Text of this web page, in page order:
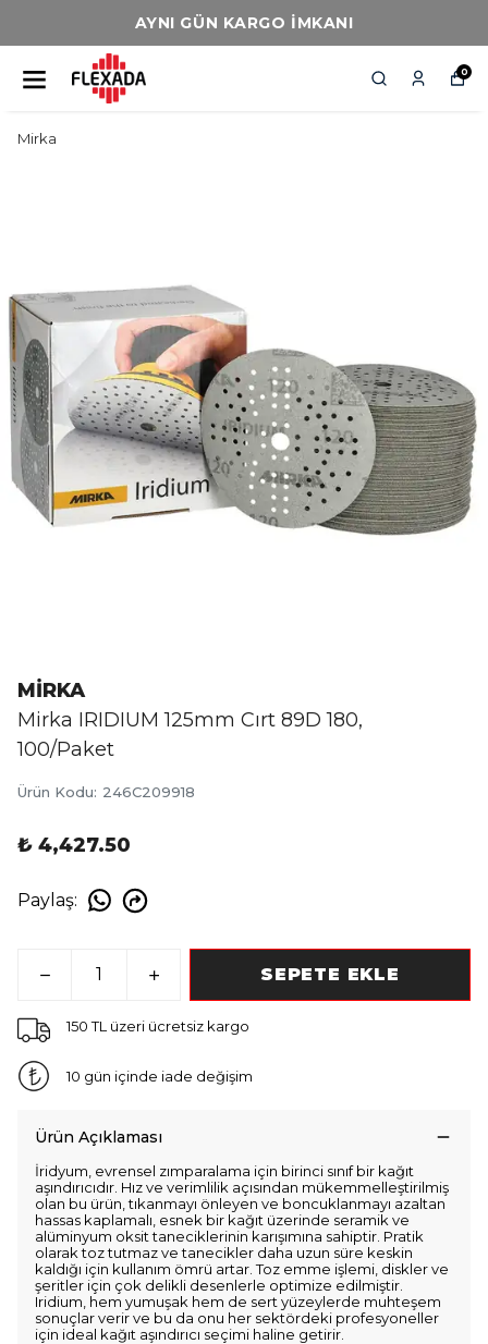
AYNI GÜN KARGO İMKANI
0
Mirka
MİRKA
Mirka IRIDIUM 125mm Cırt 89D 180,
100/Paket
Ürün Kodu: 246C209918
₺ 4,427.50
Paylaş:
SEPETE EKLE
150 TL üzeri ücretsiz kargo
10 gün içinde iade değişim
Ürün Açıklaması
İridyum, evrensel zımparalama için birinci sınıf bir kağıt
aşındırıcıdır. Hız ve verimlilik açısından mükemmelleştirilmiş
olan bu ürün, tıkanmayı önleyen ve boncuklanmayı azaltan
hassas kaplamalı, esnek bir kağıt üzerinde seramik ve
alüminyum oksit taneciklerinin karışımına sahiptir. Pratik
olarak toz tutmaz ve tanecikler daha uzun süre keskin
kaldığı için kullanım ömrü artar. Toz emme işlemi, diskler ve
şeritler için çok delikli desenlerle optimize edilmiştir.
Iridium, hem yumuşak hem de sert yüzeylerde muhteşem
sonuçlar verir ve bu da onu her sektördeki profesyoneller
için ideal kağıt aşındırıcı seçimi haline getirir.